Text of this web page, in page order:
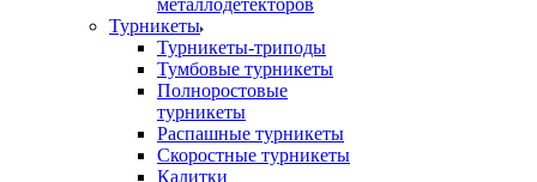
металлодетекторов
Турникеты
Турникеты-триподы
Тумбовые турникеты
Полноростовые
турникеты
Распашные турникеты
Скоростные турникеты
Калитки